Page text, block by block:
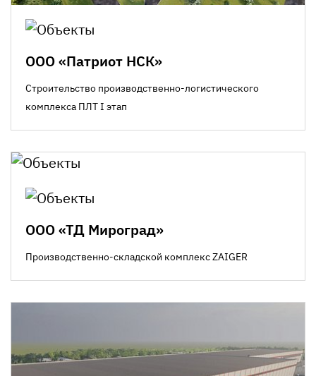
ООО «Патриот НСК»
Строительство производственно-логистического
комплекса ПЛТ I этап
ООО «ТД Мироград»
Производственно-складской комплекс ZAIGER